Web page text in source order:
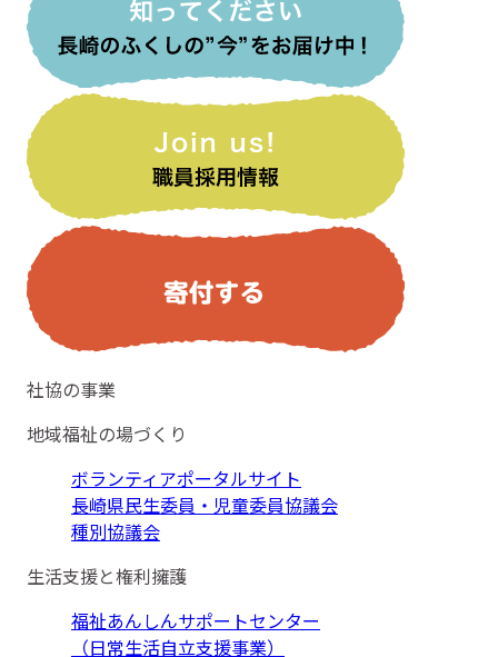
社協の事業
地域福祉の場づくり
ボランティアポータルサイト
長崎県民生委員・児童委員協議会
種別協議会
生活支援と権利擁護
福祉あんしんサポートセンター
（日常生活自立支援事業）